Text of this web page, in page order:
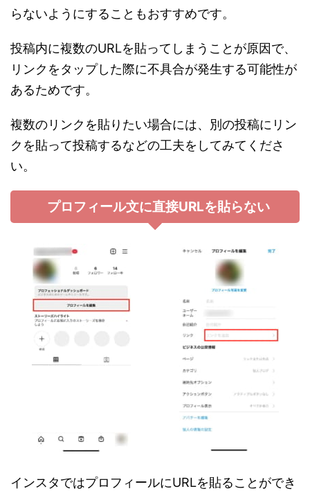
らないようにすることもおすすめです。
投稿内に複数のURLを貼ってしまうことが原因で、
リンクをタップした際に不具合が発生する可能性が
あるためです。
複数のリンクを貼りたい場合には、別の投稿にリン
クを貼って投稿するなどの工夫をしてみてくださ
い。
プロフィール文に直接URLを貼らない
インスタではプロフィールにURLを貼ることができ